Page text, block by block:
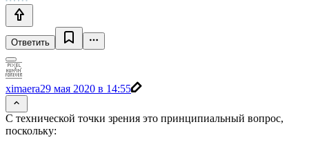
Ответить
ximaera29 мая 2020 в 14:55
С технической точки зрения это принципиальный вопрос,
поскольку: